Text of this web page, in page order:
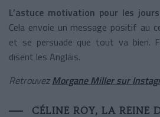
L’astuce motivation pour les
Cela envoie un message positif au
et se persuade que tout va bien.
disent les Anglais.
RetrouvezMorgane Miller sur
CÉLINE ROY, LA REINE